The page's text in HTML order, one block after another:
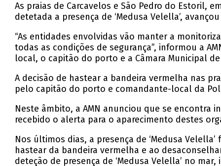
As praias de Carcavelos e São Pedro do Estoril,
detetada a presença de ‘Medusa Velella’,
“As entidades envolvidas vão manter a
todas as condições de segurança”, informou a
local, o capitão do porto e a Câmara Municipal de
A decisão de hastear a bandeira vermelha nas
pelo capitão do porto e comandante-local da
Neste âmbito, a AMN anunciou que se encontra
recebido o alerta para o aparecimento destes
Nos últimos dias, a presença de ‘Medusa
hastear da bandeira vermelha e ao
deteção de presença de ‘Medusa Velella’ no